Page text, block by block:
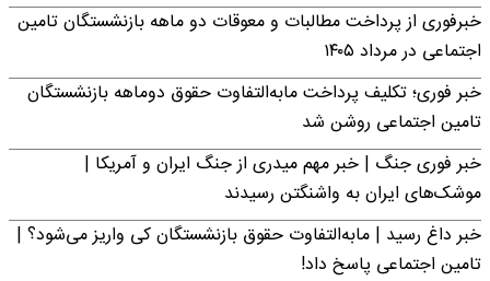
خبرفوری از پرداخت مطالبات و معوقات دو ماهه بازنشستگان تامین
اجتماعی در مرداد ۱۴۰۵
خبر فوری؛ تکلیف پرداخت مابه‌التفاوت حقوق دوماهه بازنشستگان
تامین اجتماعی روشن شد
خبر فوری جنگ | خبر مهم میدری از جنگ ایران و آمریکا |
موشک‌های ایران به واشنگتن رسیدند
خبر داغ رسید | مابه‌التفاوت حقوق بازنشستگان کی واریز می‌شود؟ |
تامین اجتماعی پاسخ داد!